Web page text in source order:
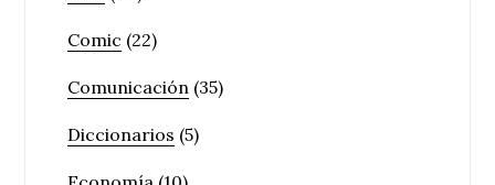
Comic (22)
Comunicación (35)
Diccionarios (5)